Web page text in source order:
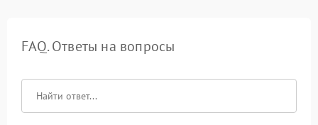
FAQ. Ответы на вопросы